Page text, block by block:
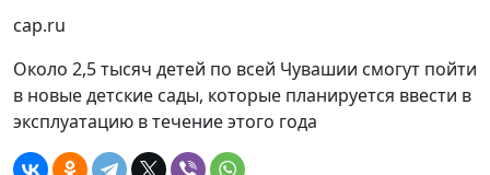
cap.ru
Около 2,5 тысяч детей по всей Чувашии смогут пойти
в новые детские сады, которые планируется ввести в
эксплуатацию в течение этого года